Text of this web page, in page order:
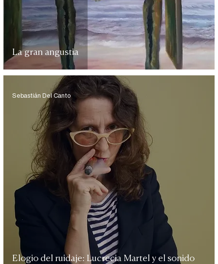
La gran angustia
Elogio del ruidaje: Lucrecia Martel y el sonido
Sebastián Del Canto